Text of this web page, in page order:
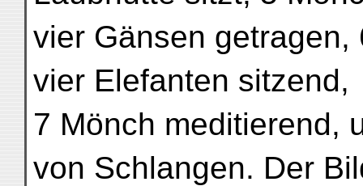
vier Gänsen
vier Elefanten sitzend,
7 Mönch meditierend,
von Schlangen. Der